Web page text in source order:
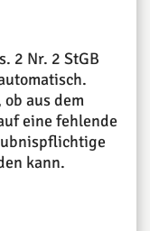
2 Nr. 2 StGB
aus dem
eine fehlende
kann.